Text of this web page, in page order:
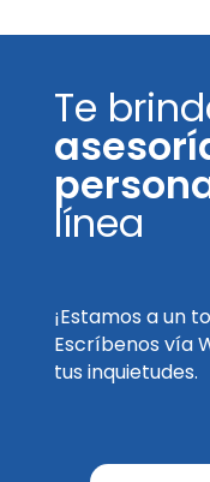
Te
línea
¡Estamos a un
Escríbenos vía
tus inquietudes.